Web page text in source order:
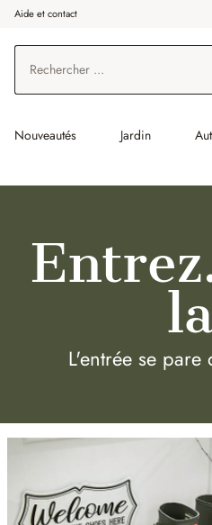
au contenu principal
Aller à la recherche
Aller à la navigation principale
Aide et contact
Nouveautés Jardin
L'entrée se